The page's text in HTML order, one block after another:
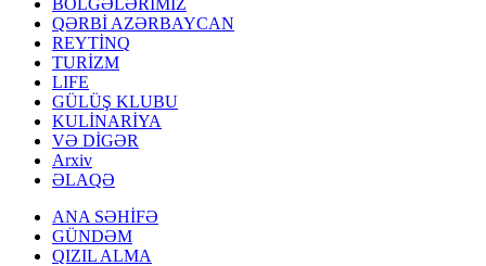
QƏRBİ AZƏRBAYCAN
REYTİNQ
TURİZM
LIFE
GÜLÜŞ KLUBU
KULİNARİYA
VƏ DİGƏR
Arxiv
ƏLAQƏ
ANA SƏHİFƏ
GÜNDƏM
QIZIL ALMA